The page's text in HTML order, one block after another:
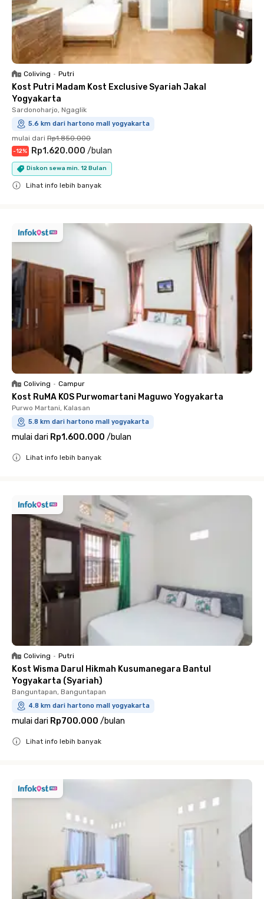
Coliving • Putri
Kost Putri Madam Kost Exclusive Syariah Jakal
Yogyakarta
Sardonoharjo, Ngaglik
5.6 km dari hartono mall yogyakarta
mulai dari Rp1.850.000
-12% Rp1.620.000 /bulan
Diskon sewa min. 12 Bulan
Lihat info lebih banyak
Coliving • Campur
Kost RuMA KOS Purwomartani Maguwo Yogyakarta
Purwo Martani, Kalasan
5.8 km dari hartono mall yogyakarta
mulai dari Rp1.600.000 /bulan
Lihat info lebih banyak
Coliving • Putri
Kost Wisma Darul Hikmah Kusumanegara Bantul
Yogyakarta (Syariah)
Banguntapan, Banguntapan
4.8 km dari hartono mall yogyakarta
mulai dari Rp700.000 /bulan
Lihat info lebih banyak